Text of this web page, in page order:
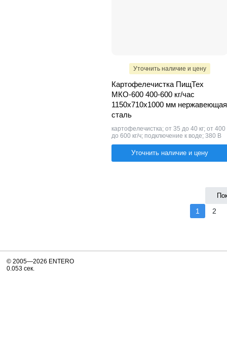
Уточнить наличие и цену
Картофелечистка ПищТех
МКО-600 400-600 кг/час
1150х710х1000 мм нержавеющая
сталь
картофелечистка; от 35 до 40 кг; от 400
до 600 кг/ч; подключение к воде; 380 В
Уточнить наличие и цену
1 2
© 2005—2026 ENTERO
0.053 сек.